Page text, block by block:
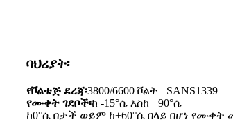
ባህሪያት፡
የቮልቴጅ ደረጃ፡3800/6600 ቮልት –SANS1339
የሙቀት ገደቦች፡ከ -15°ሴ እስከ +90°ሴ
ከ0°ሴ በታች ወይም ከ+60°ሴ በላይ በሆነ